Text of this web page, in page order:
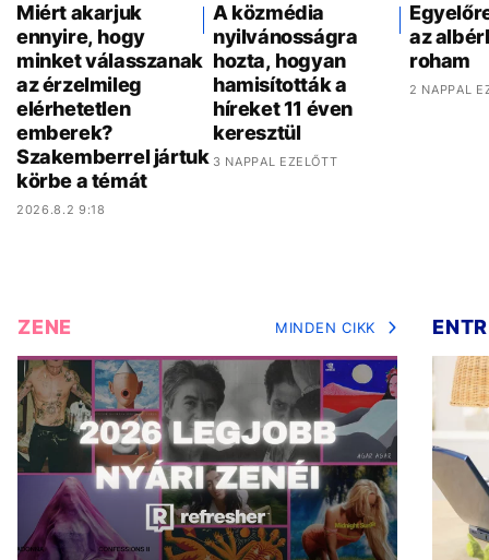
Miért akarjuk
ennyire, hogy
minket válasszanak
az érzelmileg
elérhetetlen
emberek?
Szakemberrel jártuk
körbe a témát
2026.8.2 9:18
A közmédia
nyilvánosságra
hozta, hogyan
hamisították a
híreket 11 éven
keresztül
3 NAPPAL EZELŐTT
az
roham
2 NAPPAL
ZENE MINDEN CIKK ENTR